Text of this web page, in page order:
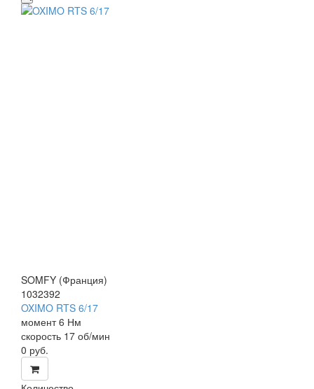
SOMFY (Франция)
1032392
OXIMO RTS 6/17
момент 6 Нм
скорость 17 об/мин
0 руб.